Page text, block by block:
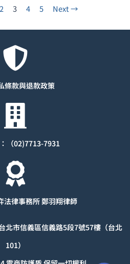
2 3 4 5 Next →
條款與退款政策
（02)7713-7931
法律事務所 鄭羽翔律師
北市信義區信義路5段7號57樓（台北
101）